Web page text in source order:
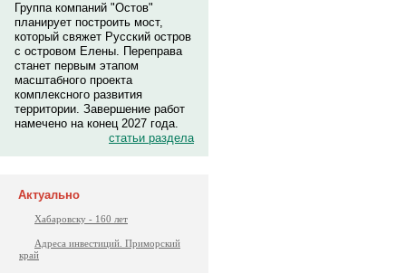
Группа компаний "Остов"
планирует построить мост,
который свяжет Русский остров
с островом Елены. Переправа
станет первым этапом
масштабного проекта
комплексного развития
территории. Завершение работ
намечено на конец 2027 года.
статьи раздела
Актуально
Хабаровску - 160 лет
Адреса инвестиций. Приморский
край